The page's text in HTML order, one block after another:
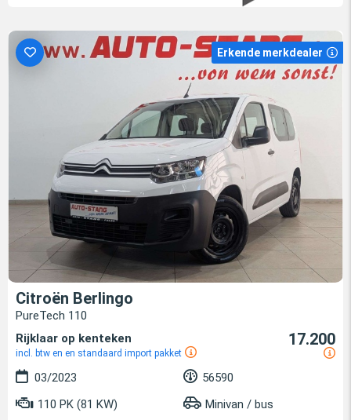
Erkende merkdealer
Citroën Berlingo
PureTech 110
Rijklaar op kenteken
incl. btw en en standaard import pakket
17.200
03/2023
56590
110 PK (81 KW)
Minivan / bus